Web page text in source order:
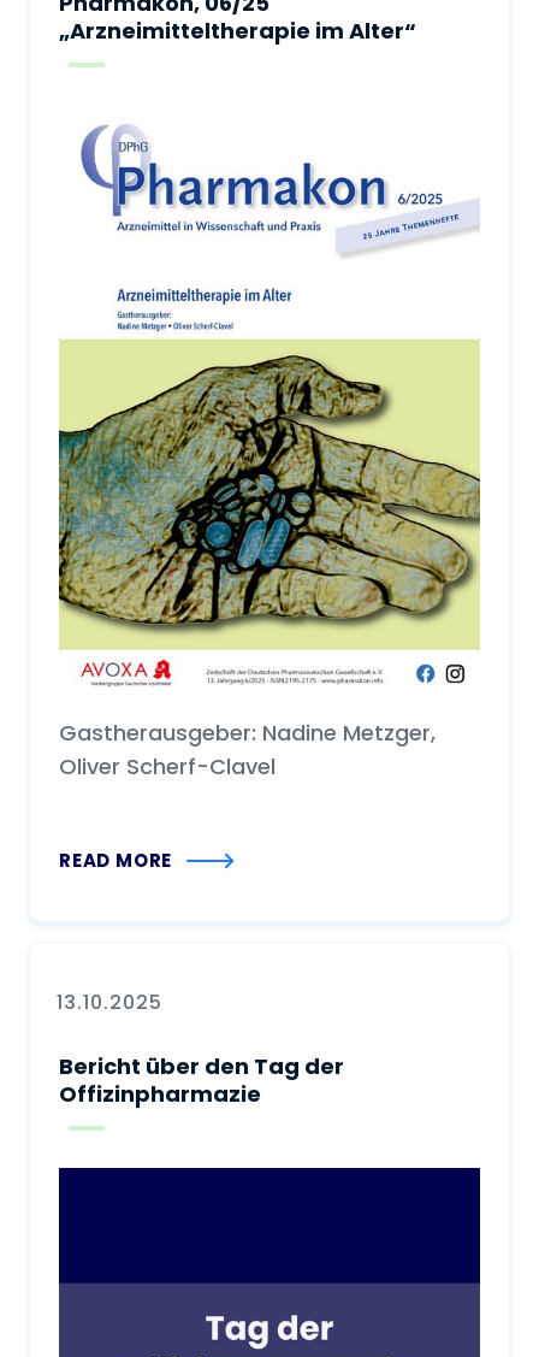
„Arzneimitteltherapie im Alter“
Gastherausgeber: Nadine Metzger,
Oliver Scherf-Clavel
READ MORE
13.10.2025
Bericht über den Tag der
Offizinpharmazie